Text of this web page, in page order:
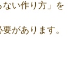
ない作り方」を
があります。